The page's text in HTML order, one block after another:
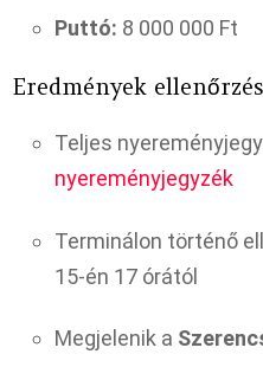
Puttó: 8 000 000 Ft
Eredmények
Teljes
nyereményjegyzék
Terminálon történő
15-én 17 órától
Megjelenik a